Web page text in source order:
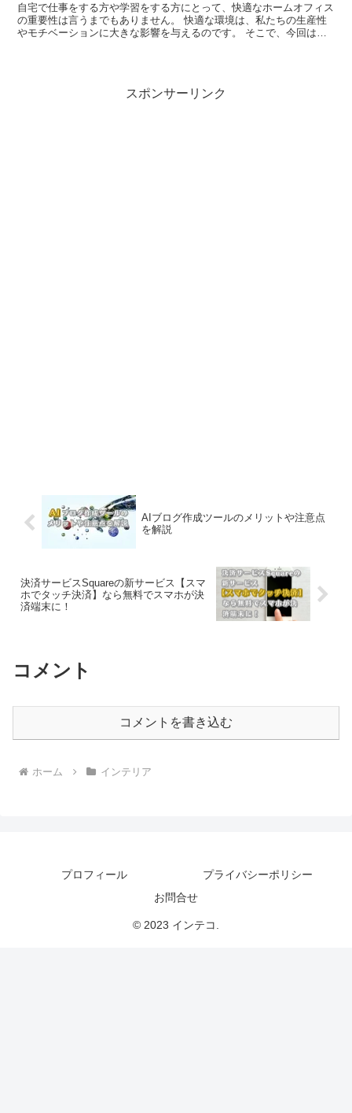
自宅で仕事をする方や学習をする方にとって、快適なホームオフィス
の重要性は言うまでもありません。 快適な環境は、私たちの生産性
やモチベーションに大きな影響を与えるのです。 そこで、今回はホ
スポンサーリンク
AIブログ作成ツールのメリットや注意点
を解説
決済サービスSquareの新サービス【スマ
ホでタッチ決済】なら無料でスマホが決
済端末に！
コメント
コメントを書き込む
ホーム インテリア
プロフィール
プライバシーポリシー
お問合せ
© 2023 インテコ.